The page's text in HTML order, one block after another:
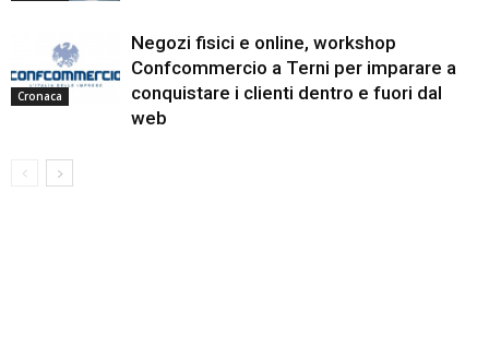
Cronaca
Negozi fisici e online, workshop
Confcommercio a Terni per imparare a
conquistare i clienti dentro e fuori dal
web